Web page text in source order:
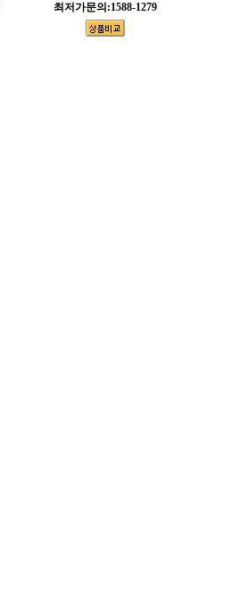
최저가문의:1588-1279